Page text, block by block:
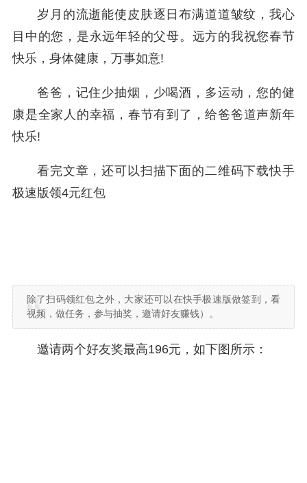
岁月的流逝能使皮肤逐日布满道道皱纹，我心
目中的您，是永远年轻的父母。远方的我祝您春节
快乐，身体健康，万事如意!
爸爸，记住少抽烟，少喝酒，多运动，您的健
康是全家人的幸福，春节有到了，给爸爸道声新年
快乐!
看完文章，还可以扫描下面的二维码下载快手
极速版领4元红包
除了扫码领红包之外，大家还可以在快手极速版做签到，看
视频，做任务，参与抽奖，邀请好友赚钱）。
邀请两个好友奖最高196元，如下图所示：